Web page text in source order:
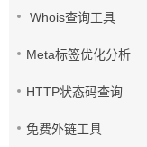
Whois查询工具
Meta标签优化分析
HTTP状态码查询
免费外链工具